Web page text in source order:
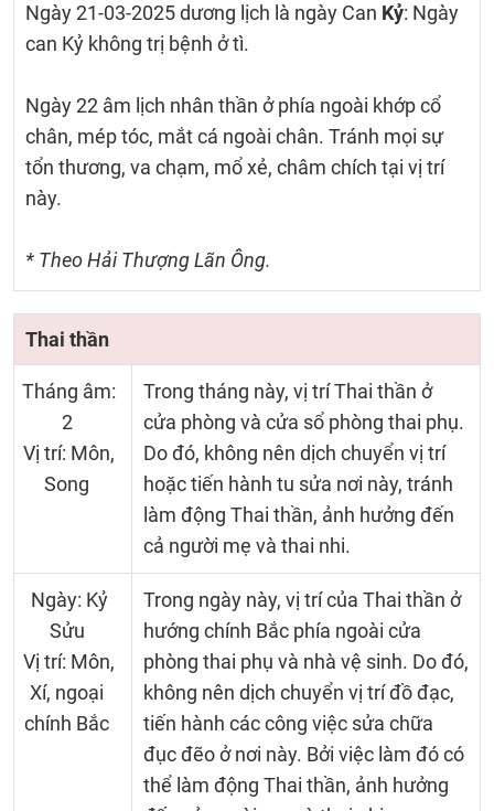
Ngày 21-03-2025 dương lịch là ngày Can Kỷ: Ngày
can Kỷ không trị bệnh ở tì.
Ngày 22 âm lịch nhân thần ở phía ngoài khớp cổ
chân, mép tóc, mắt cá ngoài chân. Tránh mọi sự
tổn thương, va chạm, mổ xẻ, châm chích tại vị trí
này.
* Theo Hải Thượng Lãn Ông.
Thai thần
Tháng âm:
2
Vị trí: Môn,
Song
Trong tháng này, vị trí Thai thần ở
cửa phòng và cửa sổ phòng thai phụ.
Do đó, không nên dịch chuyển vị trí
hoặc tiến hành tu sửa nơi này, tránh
làm động Thai thần, ảnh hưởng đến
cả người mẹ và thai nhi.
Ngày: Kỷ
Sửu
Vị trí: Môn,
Xí, ngoại
chính Bắc
Trong ngày này, vị trí của Thai thần ở
hướng chính Bắc phía ngoài cửa
phòng thai phụ và nhà vệ sinh. Do đó,
không nên dịch chuyển vị trí đồ đạc,
tiến hành các công việc sửa chữa
đục đẽo ở nơi này. Bởi việc làm đó có
thể làm động Thai thần, ảnh hưởng